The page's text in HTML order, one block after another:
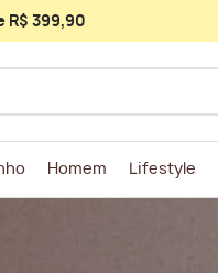
R$ 399,90
Homem Lifestyle